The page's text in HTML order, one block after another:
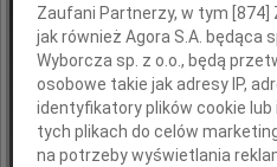
Jak ich zapamiętaliśmy? Serwis
odeszli.pl z Grupy Wyborcza, to
możliwość stworzenia
wspomnienia. Dziel się nim z
przyjaciółmi.
Zaufani Partnerzy, w tym [874
jak również Agora S.A. będąca
Wyborcza sp. z o.o., będą
osobowe takie jak adresy IP,
identyfikatory plików cookie
tych plikach do celów
na potrzeby wyświetlania